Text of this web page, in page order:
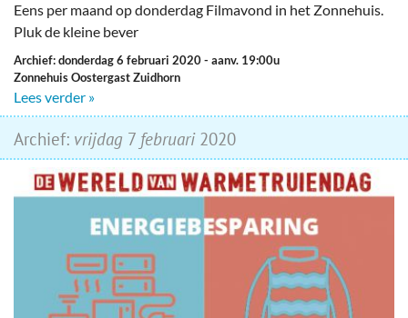
Eens per maand op donderdag Filmavond in het Zonnehuis.
Pluk de kleine bever
Archief: donderdag 6 februari 2020- aanv. 19:00u
Zonnehuis Oostergast Zuidhorn
Lees verder »
Archief: vrijdag 7 februari2020